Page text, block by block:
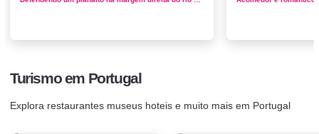
Turismo em Portugal
Explora restaurantes museus hoteis e muito mais em Portugal